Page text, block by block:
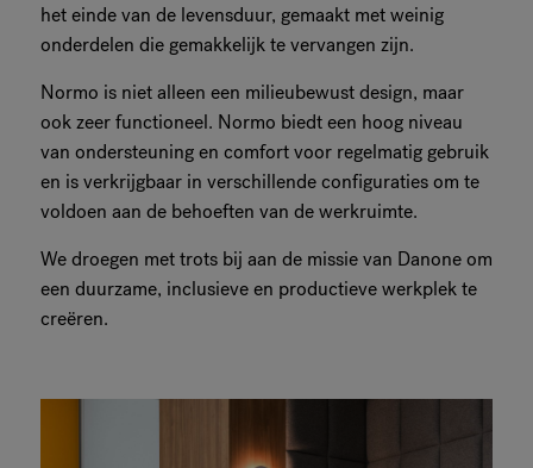
het einde van de levensduur, gemaakt met weinig
onderdelen die gemakkelijk te vervangen zijn.
Normo is niet alleen een milieubewust design, maar
ook zeer functioneel. Normo biedt een hoog niveau
van ondersteuning en comfort voor regelmatig gebruik
en is verkrijgbaar in verschillende configuraties om te
voldoen aan de behoeften van de werkruimte.
We droegen met trots bij aan de missie van Danone om
een duurzame, inclusieve en productieve werkplek te
creëren.